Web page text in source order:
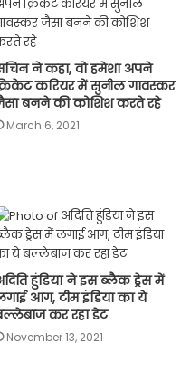
ने कहा, वो हमेशा अपने
करियर में सुनील गावस्कर
बनने की कोशिश करते रहे
March 6, 2021
हुंडिया ने इस ब्लैक ड्रेस में
आग, टीम इंडिया का ये
कर रहा डेट
November 13, 2021